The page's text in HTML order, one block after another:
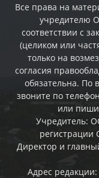
Все права на
учредителю
соответствии с
(целиком или
только на
согласия
обязательна. По
звоните по
или
Учредитель:
регистрации
Директор и
Адрес